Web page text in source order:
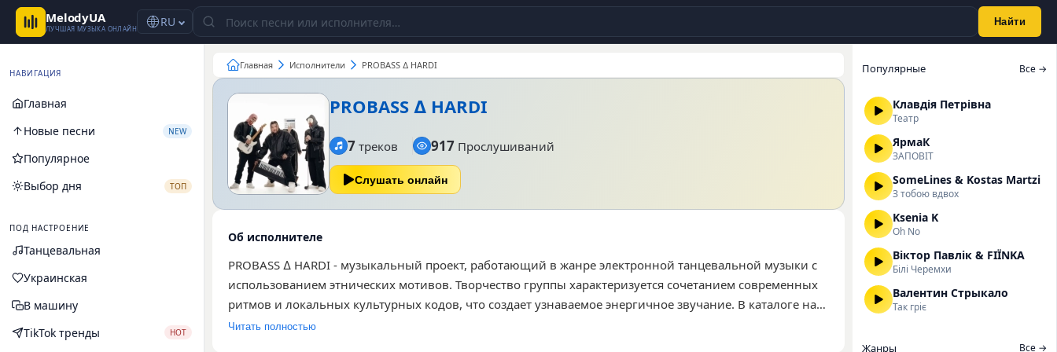
MelodyUA
ЛУЧШАЯ МУЗЫКА ОНЛАЙН RU Найти
НАВИГАЦИЯ
Главная
Новые песни
NEW
Популярное
Выбор дня
ТОП
ПОД НАСТРОЕНИЕ
Танцевальная
Украинская
В машину
TikTok тренды
HOT
Главная Исполнители PROBASS ∆ HARDI
PROBASS ∆ HARDI
7 треков 917 Прослушиваний
Слушать онлайн
Об исполнителе
PROBASS ∆ HARDI - музыкальный проект, работающий в жанре электронной танцевальной музыки с
использованием этнических мотивов. Творчество группы характеризуется сочетанием современных
ритмов и локальных культурных кодов, что создает узнаваемое энергичное звучание. В каталоге на
данный момент доступно 7 композиций, среди которых наибольшим спросом пользуются треки «Час
Читать полностью
Популярные Все →
Клавдія Петрівна
Театр
ЯрмаК
ЗАПОВІТ
SomeLines & Kostas Martzi
З тобою вдвох
Ksenia K
Oh No
Віктор Павлік & FIЇNKA
Білі Черемхи
Валентин Стрыкало
Так гріє
Жанры Все →